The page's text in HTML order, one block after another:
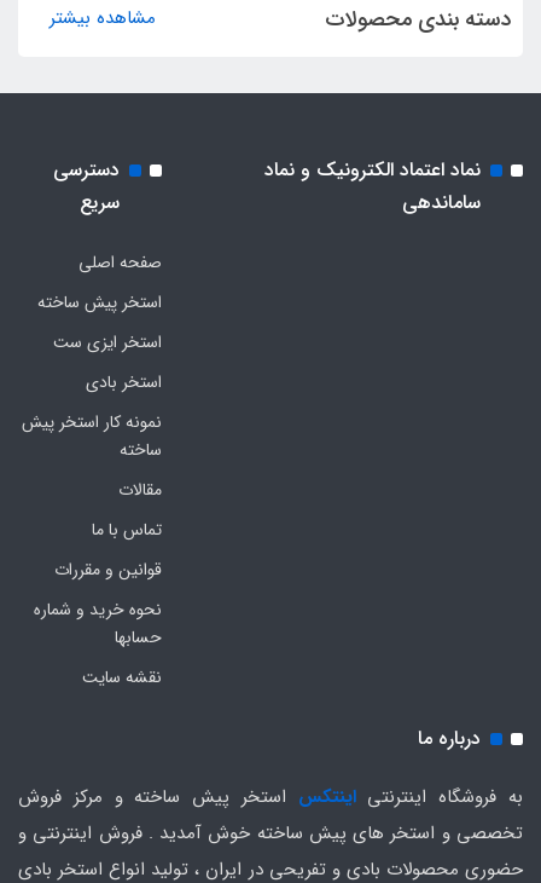
دسته بندی محصولات مشاهده بیشتر
نماد اعتماد الکترونیک و نماد
ساماندهی
دسترسی
سریع
صفحه اصلی
استخر پیش ساخته
استخر ایزی ست
استخر بادی
نمونه کار استخر پیش
ساخته
مقالات
تماس با ما
قوانین و مقررات
نحوه خرید و شماره
حسابها
نقشه سایت
درباره ما
به فروشگاه اینترنتیاینتکس استخر پیش ساخته و مرکز فروش
تخصصی و استخر های پیش ساخته خوش آمدید . فروش اینترنتی و
حضوری محصولات بادی و تفریحی در ایران ، تولید انواع استخر بادی